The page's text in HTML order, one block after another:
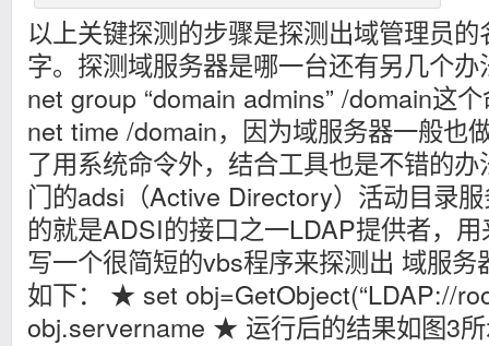
以上关键探测的步骤是探测出域管理员
字。探测域服务器是哪一台还有另几个
net group “domain admins” /domain这
net time /domain，因为域服务器一般也
了用系统命令外，结合工具也是不错的
门的adsi（Active Directory）活动目录
的就是ADSI的接口之一LDAP提供者，
写一个很简短的vbs程序来探测出 域服
如下： ★ set obj=GetObject(“LDAP://
obj.servername ★ 运行后的结果如图3